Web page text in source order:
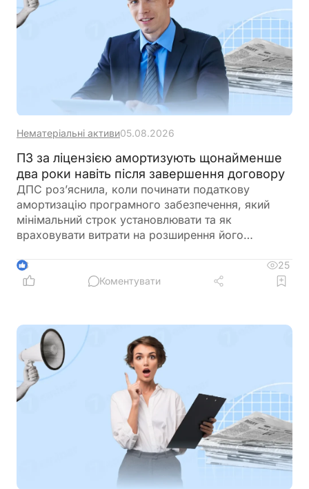
Нематеріальні активи05.08.2026
ПЗ за ліцензією амортизують щонайменше
два роки навіть після завершення договору
ДПС роз’яснила, коли починати податкову
амортизацію програмного забезпечення, який
мінімальний строк установлювати та як
враховувати витрати на розширення його
якщо право користування програмним
забезпеченням визнано нематеріальним активом
або договору закінчився раніше
3
25
Коментувати